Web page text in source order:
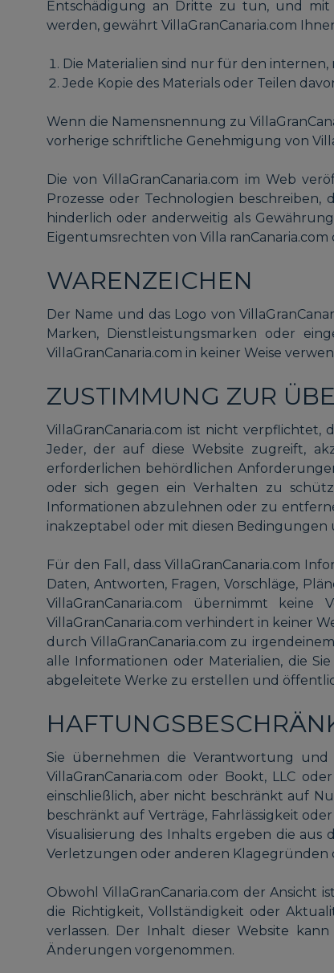
Entschädigung an Dritte zu tun, und mit
werden, gewährt VillaGranCanaria.com
Die Materialien sind nur für den
Jede Kopie des Materials oder Teilen
Wenn die Namensnennung zu
vorherige schriftliche Genehmigung von
Die von VillaGranCanaria.com im Web
Prozesse oder Technologien
hinderlich oder anderweitig als
Eigentumsrechten von Villa
WARENZEICHEN
Der Name und das Logo von
Marken, Dienstleistungsmarken oder
VillaGranCanaria.com in keiner Weise
ZUSTIMMUNG ZUR
VillaGranCanaria.com ist nicht
Jeder, der auf diese Website zugreift,
erforderlichen behördlichen
oder sich gegen ein Verhalten zu
Informationen abzulehnen oder zu
inakzeptabel oder mit diesen Bedingungen
Für den Fall, dass VillaGranCanaria.com
Daten, Antworten, Fragen, Vorschläge,
VillaGranCanaria.com übernimmt
VillaGranCanaria.com verhindert in keiner
durch VillaGranCanaria.com zu
alle Informationen oder Materialien, die
abgeleitete Werke zu erstellen und
Sie übernehmen die Verantwortung
VillaGranCanaria.com oder Bookt, LLC
einschließlich, aber nicht beschränkt auf
beschränkt auf Verträge, Fahrlässigkeit
Visualisierung des Inhalts ergeben die
Verletzungen oder anderen Klagegründen
Obwohl VillaGranCanaria.com der Ansicht
die Richtigkeit, Vollständigkeit oder
verlassen. Der Inhalt dieser Website
Änderungen vorgenommen.